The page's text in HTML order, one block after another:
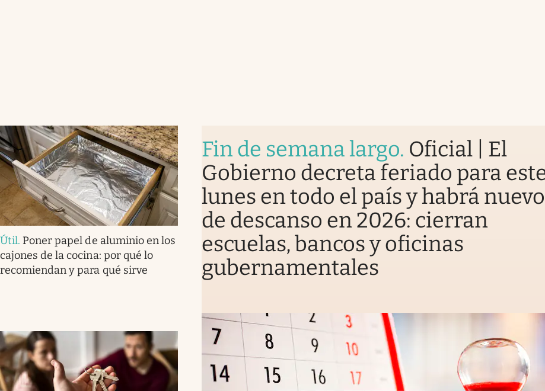
Útil. Poner papel de aluminio en los
cajones de la cocina: por qué lo
recomiendan y para qué sirve
Fin de semana largo. Oficial | El
Gobierno decreta feriado para
lunes en todo el país y habrá
de descanso en 2026: cierran
escuelas, bancos y oficinas
gubernamentales